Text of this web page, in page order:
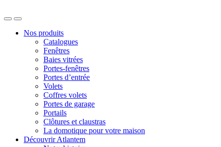
Nos produits
Catalogues
Fenêtres
Baies vitrées
Portes-fenêtres
Portes d’entrée
Volets
Coffres volets
Portes de garage
Portails
Clôtures et claustras
La domotique pour votre maison
Découvrir Atlantem